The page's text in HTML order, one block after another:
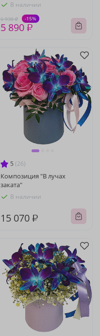
В наличии
6 930 ₽ -15%
5 890 ₽
5 (26)
Композиция "В лучах
заката"
В наличии
15 070 ₽